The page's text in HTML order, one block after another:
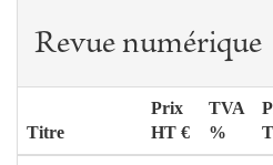
Revue numérique
Titre
Prix
HT €
TVA
%